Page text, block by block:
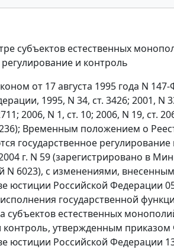
субъектов естественных
и контроль
от 17 августа 1995 года N
1995, N 34, ст. 3426; 2001, N
2006, N 1, ст. 10; 2006, N 19, ст.
Временным положением о
государственное
г. N 59 (зарегистрировано в
N 6023), с изменениями,
юстиции Российской Федерации
государственной
естественных
контроль, утвержденным приказом
юстиции Российской Федерации